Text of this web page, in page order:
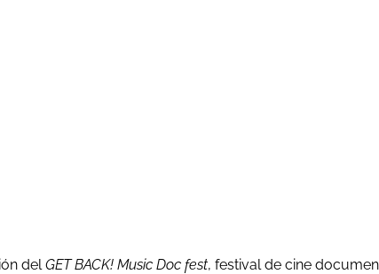
delGET BACK! Music Doc fest, festival de cine